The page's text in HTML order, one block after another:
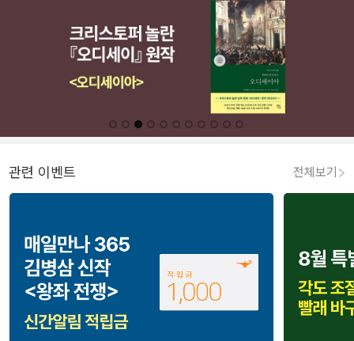
관련 이벤트 전체보기